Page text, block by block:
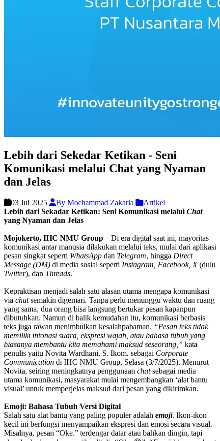
Lebih dari Sekedar Ketikan - Seni
Komunikasi melalui Chat yang Nyaman
dan Jelas
03 Jul 2025 By Mochammad Zakaria
Artikel
Lebih dari Sekadar Ketikan: Seni Komunikasi melalui Chat
yang Nyaman dan Jelas
Mojokerto, IHC NMU Group – Di era digital saat ini, mayoritas
komunikasi antar manusia dilakukan melalui teks, mulai dari aplikasi
pesan singkat seperti WhatsApp dan Telegram, hingga Direct
Message (DM) di media sosial seperti Instagram, Facebook, X(dulu
Twitter), dan Threads.
Kepraktisan menjadi salah satu alasan utama mengapa komunikasi
via chatsemakin digemari. Tanpa perlu menunggu waktu dan ruang
yang sama, dua orang bisa langsung bertukar pesan kapanpun
dibutuhkan. Namun di balik kemudahan itu, komunikasi berbasis
teks juga rawan menimbulkan kesalahpahaman. “Pesan teks tidak
memiliki intonasi suara, ekspresi wajah, atau bahasa tubuh yang
biasanya membantu kita memahami maksud seseorang,” kata
penulis yaitu Novita Wardhani, S. Ikom. sebagai Corporate
Communication di IHC NMU Group, Selasa (3/7/2025). Menurut
Novita, seiring meningkatnya penggunaan chatsebagai media
utama komunikasi, masyarakat mulai mengembangkan ‘alat bantu
visual’ untuk memperjelas maksud dari pesan yang dikirimkan.
Emoji: Bahasa Tubuh Versi Digital
Salah satu alat bantu yang paling populer adalah emoji. Ikon-ikon
kecil ini berfungsi menyampaikan ekspresi dan emosi secara visual.
Misalnya, pesan “Oke.” terdengar datar atau bahkan dingin, tapi